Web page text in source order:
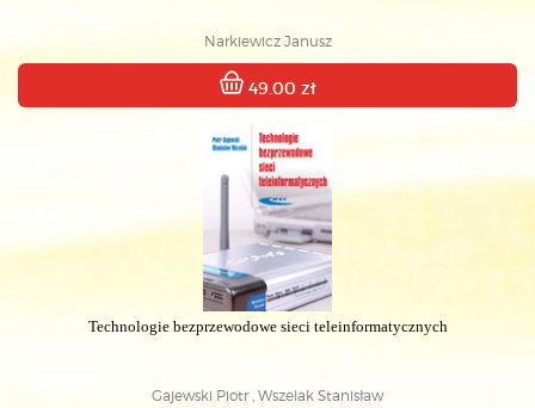
Narkiewicz Janusz
49.00 zł
Technologie bezprzewodowe sieci teleinformatycznych
Gajewski Piotr , Wszelak Stanisław